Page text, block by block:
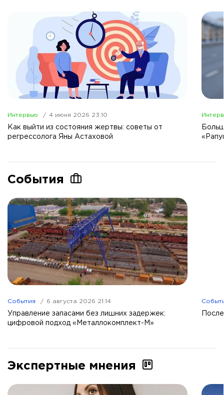
Интервью 4 июня 2026 23:10
Как выйти из состояния жертвы: советы от
регрессолога Яны Астаховой
События
События 6 августа 2026 21:14
Управление запасами без лишних задержек:
цифровой подход «Металлокомплект-М»
Экспертные мнения